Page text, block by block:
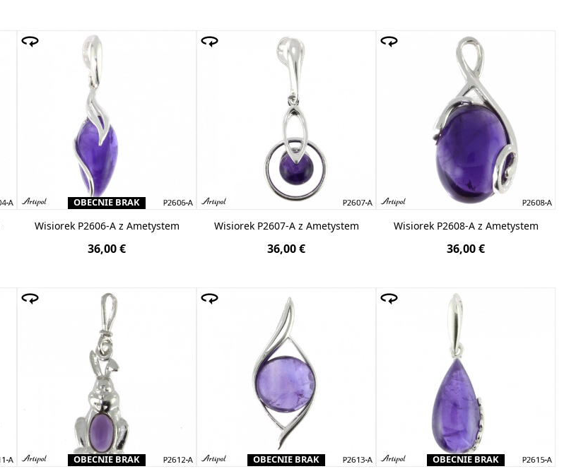
OBECNIE BRAK
Wisiorek P2606-A z Ametystem
36,00 €
Wisiorek P2607-A z Ametystem
36,00 €
Wisiorek P2608-A z Ametystem
36,00 €
OBECNIE BRAK OBECNIE BRAK OBECNIE BRAK